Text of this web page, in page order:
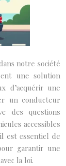
notre société
une solution
d’acquérir une
un conducteur
des questions
accessibles
est essentiel de
garantir une
la loi.